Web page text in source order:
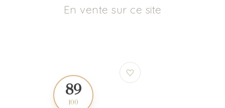
En vente sur ce site
89
100